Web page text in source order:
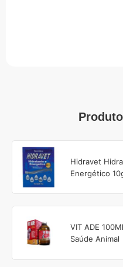
Hidravet
Energético
VIT ADE
Saúde Animal